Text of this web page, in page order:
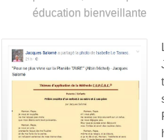
éducation bienveillante